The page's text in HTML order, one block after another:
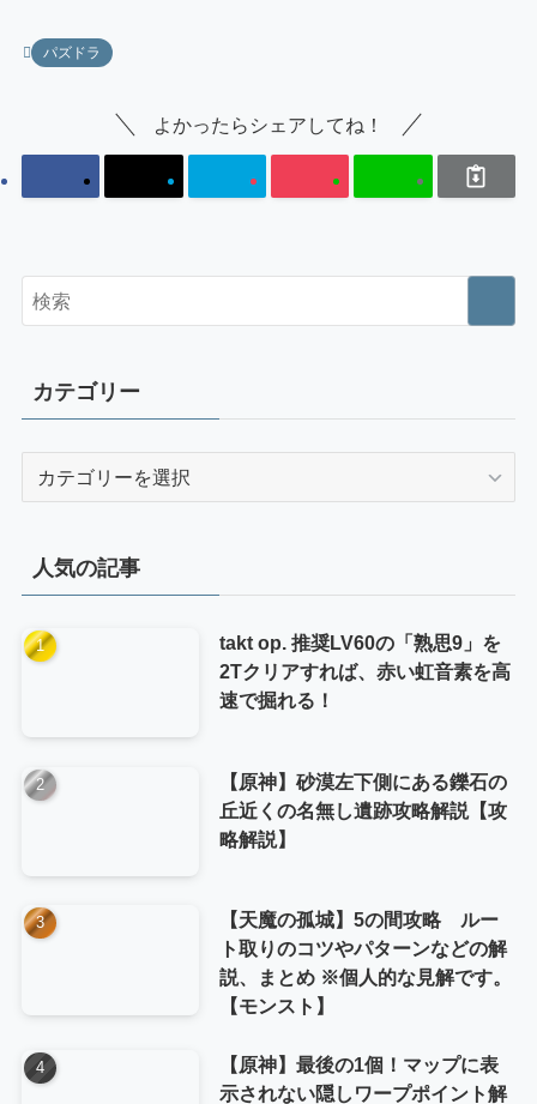
パズドラ
よかったらシェアしてね！
カテゴリー
ー
人気の記事
takt op. 推奨LV60の「熟思9」を
2Tクリアすれば、赤い虹音素を高
速で掘れる！
【原神】砂漠左下側にある鑠石の
丘近くの名無し遺跡攻略解説【攻
略解説】
【天魔の孤城】5の間攻略 ルー
ト取りのコツやパターンなどの解
説、まとめ ※個人的な見解です。
【モンスト】
【原神】最後の1個！マップに表
示されない隠しワープポイント解